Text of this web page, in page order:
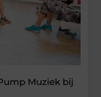
Muziek bij